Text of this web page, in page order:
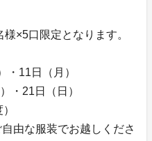
×5口限定となります。
11日（月）
・21日（日）
由な服装でお越しくださ